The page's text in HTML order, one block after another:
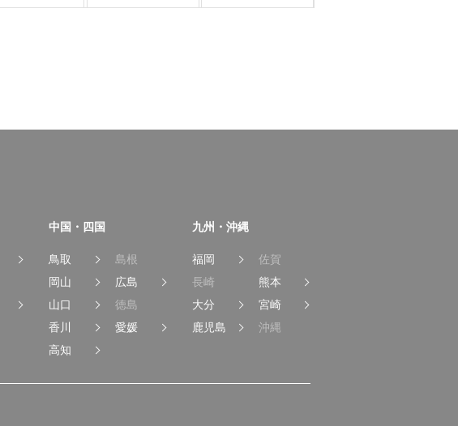
中国・四国
鳥取
島根
岡山
広島
山口
徳島
香川
愛媛
高知
九州・沖縄
福岡
佐賀
長崎
熊本
大分
宮崎
鹿児島
沖縄